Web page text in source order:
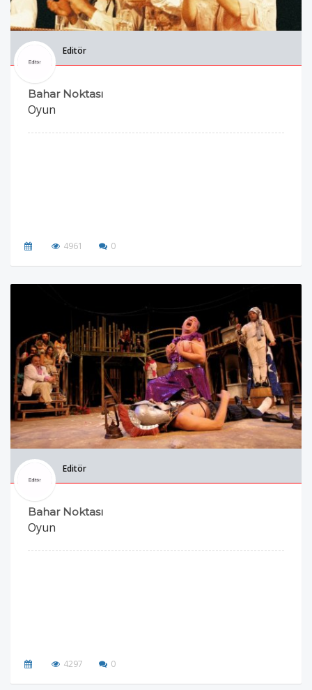
Editör
Bahar Noktası
Oyun
4961 0
Editör
Bahar Noktası
Oyun
4297 0